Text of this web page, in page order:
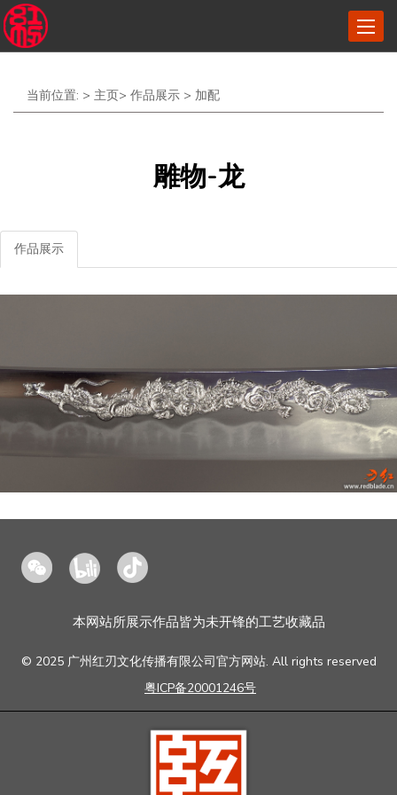
菜
单
当前位置: > 主页> 作品展示 > 加配
雕物-龙
作品展示
刃
bilibili
音
本网站所展示作品皆为未开锋的工艺收藏品
© 2025 广州红刃文化传播有限公司官方网站. All rights reserved
粤ICP备20001246号